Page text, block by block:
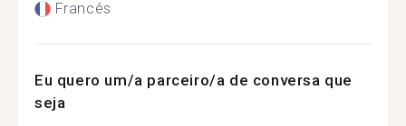
Francês
Eu quero um/a parceiro/a de conversa que
seja